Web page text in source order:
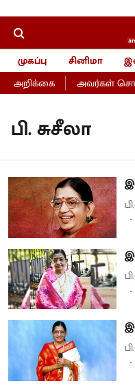
முகப்பு சினிமா
அறிக்கை
அவர்கள்
பி. சுசீலா